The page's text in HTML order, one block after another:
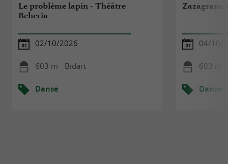
Le problème lapin - Théâtre
Beheria
02/10/2026
603 m - Bidart
Danse
Zazagrana
04/10/
603 m
Danse